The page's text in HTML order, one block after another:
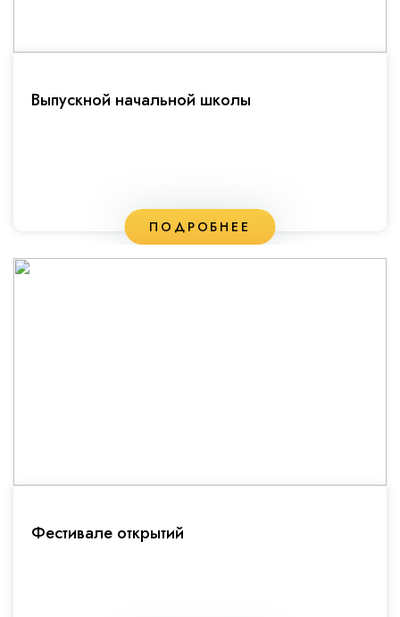
Выпускной начальной школы
ПОДРОБНЕЕ
Фестивале открытий